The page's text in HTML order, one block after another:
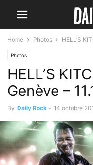
Home Photos HELL’S
Photos
HELL’S
Genève –
By Daily Rock - 14 octobre